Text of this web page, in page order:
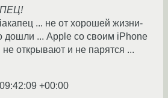
... не от хорошей жизни-
дошли ... Apple со своим iPhone
не открывают и не парятся ...
+00:00